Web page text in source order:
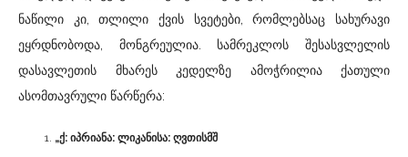
ნაწილი კი, თლილი ქვის სვეტები, რომლებსაც სახურავი
ეყრდნობოდა, მონგრეულია. სამრეკლოს შესასვლელის
დასავლეთის მხარეს კედელზე ამოჭრილია ქათული
ასომთავრული წარწერა:
„ქ: იპრიანა: ლიკანისა: ღვთისმშ